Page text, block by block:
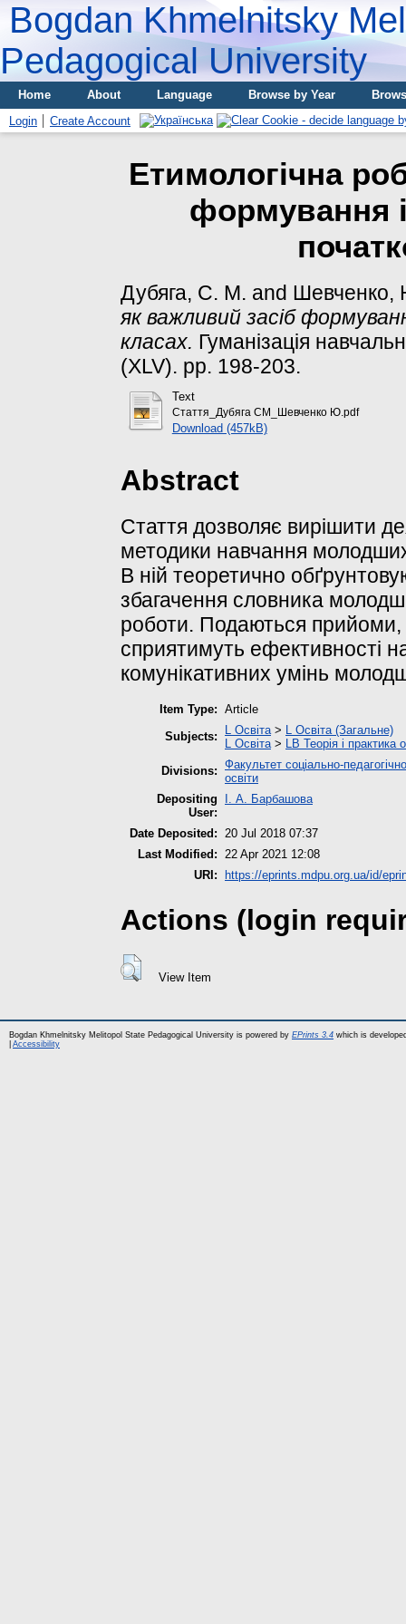
Bogdan Khmelnitsky
Pedagogical University
Home About Language Browse by Year
Login
Create Account
Етимологічна
формування
Дубяга, С. М. and
як важливий засіб
класах. Гуманізація
(ХLV). pp. 198-203.
Text
Стаття_Дубяга СМ_Шевченко Ю.pdf
Download (457kB)
Abstract
Стаття дозволяє вирішити
методики навчання молодших
В ній теоретично
збагачення словника
роботи. Подаються
сприятимуть ефективності
комунікативних умінь
Item Type: Article
Subjects:
L Освіта> L Освіта (Загальне)
L Освіта> LB Теорія і практика
Divisions: Факультет соціально-
освіти
Depositing
User:
І. А. Барбашова
Date Deposited: 20 Jul 2018 07:37
Last Modified: 22 Apr 2021 12:08
URI:
https://eprints.mdpu.org.ua/id/
Actions (login
View Item
Bogdan Khmelnitsky Melitopol State Pedagogical University is powered by EPrints 3.4 which is
Accessibility